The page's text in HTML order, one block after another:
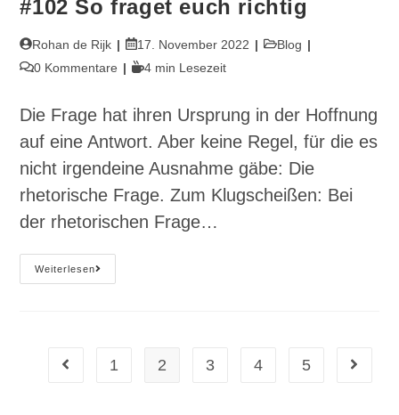
#102 So fraget euch richtig
Beitrags-
Autor:
Rohan de Rijk
Beitrag
veröffentlicht:
17. November 2022
Beitrags-
Blog
Beitrags-
0 Kommentare Lesedauer:
4 min Lesezeit
Die Frage hat ihren Ursprung in der Hoffnung
auf eine Antwort. Aber keine Regel, für die es
nicht irgendeine Ausnahme gäbe: Die
rhetorische Frage. Zum Klugscheißen: Bei
der rhetorischen Frage…
Weiterlesen#102
So
Gehe zur vorherigen Seite
1 2 3 4 5 Gehe